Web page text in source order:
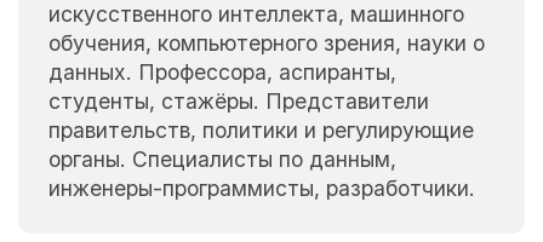
искусственного интеллекта, машинного
обучения, компьютерного зрения, науки о
данных. Профессора, аспиранты,
студенты, стажёры. Представители
правительств, политики и регулирующие
органы. Специалисты по данным,
инженеры-программисты, разработчики.